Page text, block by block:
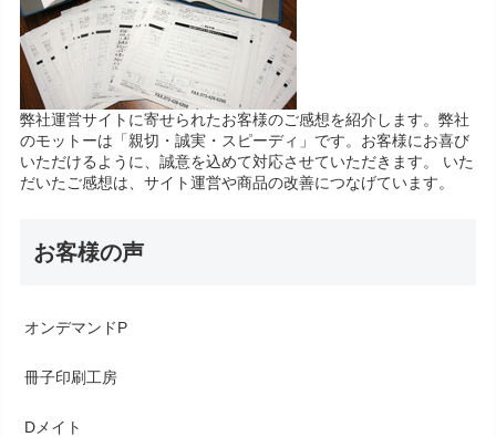
弊社運営サイトに寄せられたお客様のご感想を紹介します。弊社
のモットーは「親切・誠実・スピーディ」です。お客様にお喜び
いただけるように、誠意を込めて対応させていただきます。 いた
だいたご感想は、サイト運営や商品の改善につなげています。
お客様の声
オンデマンドP
冊子印刷工房
Dメイト